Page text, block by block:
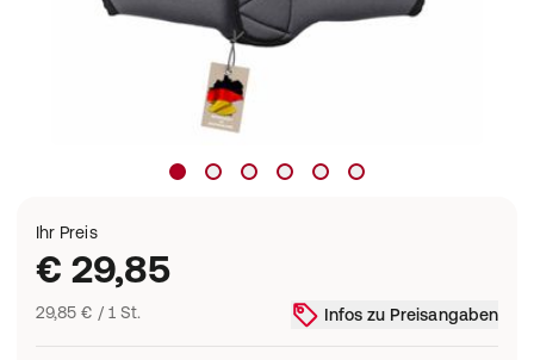
Ihr Preis
€ 29,85
29,85 € / 1 St. Infos zu Preisangaben